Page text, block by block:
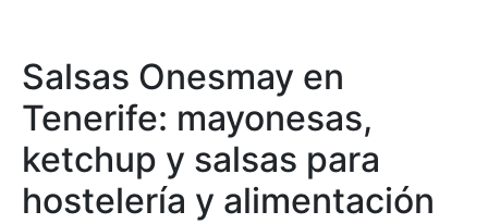
Salsas Onesmay en
Tenerife: mayonesas,
ketchup y salsas para
hostelería y alimentación